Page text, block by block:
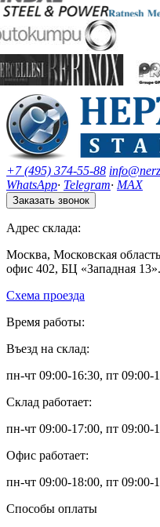
+7 (495) 374-55-88
WhatsApp· Telegram· MAX
Заказать звонок
Адрес склада:
Москва, Московская
офис 402, БЦ «Западная 13».
Схема проезда
Время работы:
Въезд на склад:
пн-чт 09:00-16:30, пт 09:00-
Склад работает:
пн-чт 09:00-17:00, пт 09:00-
Офис работает:
пн-чт 09:00-18:00, пт 09:00-
Способы оплаты